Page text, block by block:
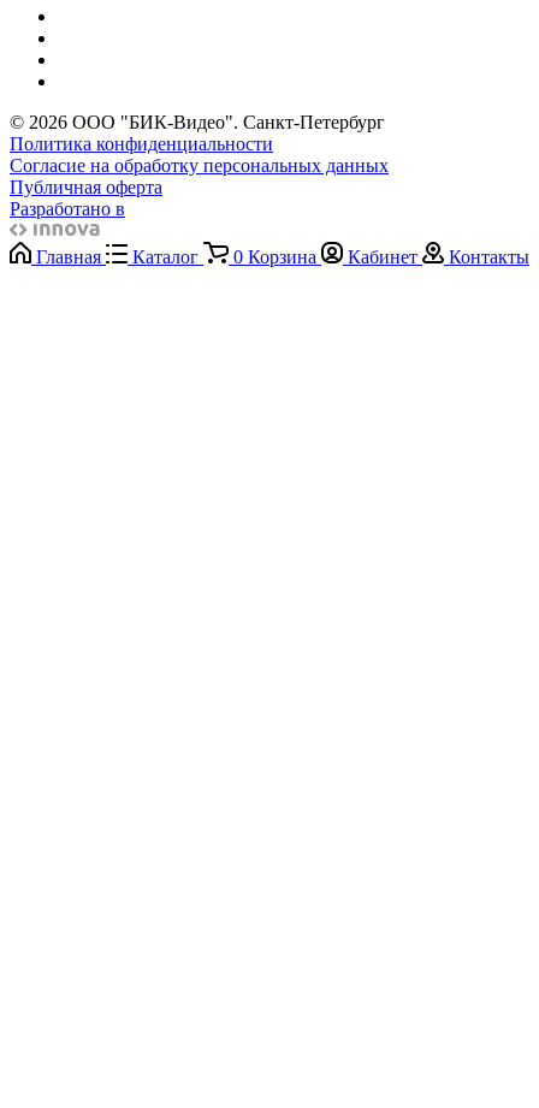
© 2026 ООО "БИК-Видео". Санкт-Петербург
Политика конфиденциальности
Согласие на обработку персональных данных
Публичная оферта
Разработано в
Главная Каталог 0 Корзина Кабинет Контакты